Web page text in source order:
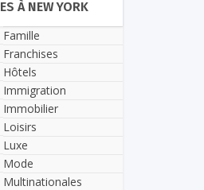
À NEW YORK
Famille
Franchises
Hôtels
Immigration
Immobilier
Loisirs
Luxe
Mode
Multinationales